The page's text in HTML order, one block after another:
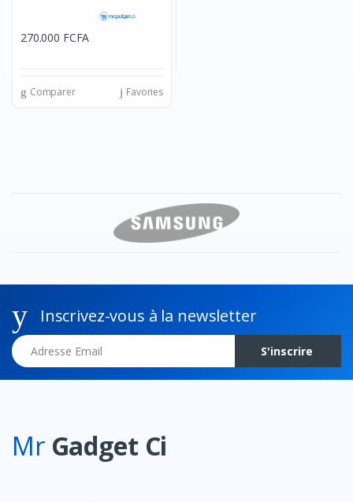
270.000 FCFA
Comparer Favories
Inscrivez-vous à la newsletter
Adresse Email
S'inscrire
Mr Gadget Ci